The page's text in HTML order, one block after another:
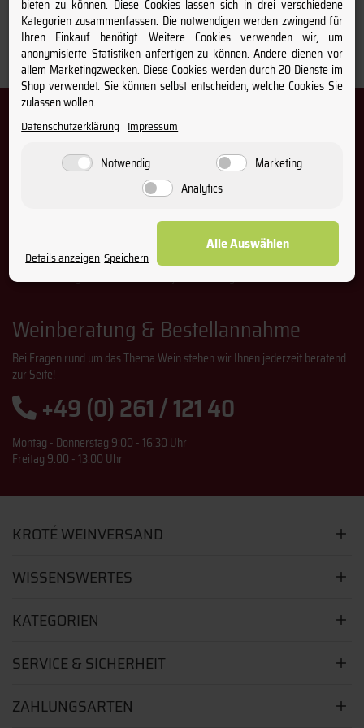
Filtern nach
Newsletter – Immer informiert über
Wein & Winzer
Melden Sie sich bei unserem Newsletter an und profitieren Sie
von regelmäßigen Aktionen und Angeboten.
Abonnieren
Die Abmeldung vom Newsletter ist jederzeit möglich.
Weinberatung & Bestellannahme
Bei Fragen rund um das Thema Wein stehen wir Ihnen jederzeit beratend
zur Seite!
+49 (0) 261 / 121 40
Montag - Donnerstag 9:00 - 16:30 Uhr
Freitag 9:00 - 13:00 Uhr
KROTÉ WEINVERSAND
WISSENSWERTES
KATEGORIEN
SERVICE & SICHERHEIT
ZAHLUNGSARTEN
bieten zu können. Diese Cookies lassen sich in drei verschiedene
Kategorien zusammenfassen. Die notwendigen werden zwingend für
Ihren Einkauf benötigt. Weitere Cookies verwenden wir, um
anonymisierte Statistiken anfertigen zu können. Andere dienen vor
allem Marketingzwecken. Diese Cookies werden durch 20 Dienste im
Shop verwendet. Sie können selbst entscheiden, welche Cookies Sie
zulassen wollen.
Datenschutzerklärung Impressum
Notwendig
Marketing
Analytics
Details anzeigen Speichern
Alle Auswählen